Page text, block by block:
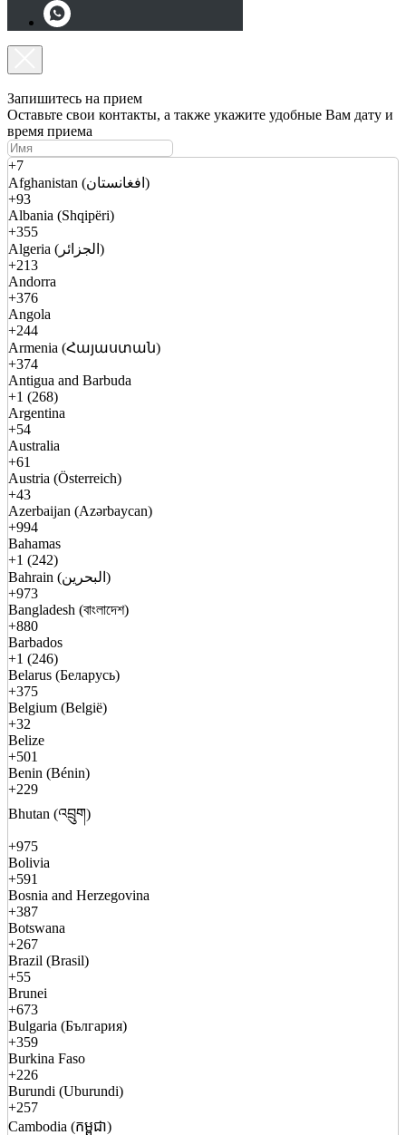
Запишитесь на прием
Оставьте свои контакты, а также укажите удобные Вам дату и
время приема
+7
Afghanistan (افغانستان)
+93
Albania (Shqipëri)
+355
Algeria (الجزائر)
+213
Andorra
+376
Angola
+244
Armenia (Հայաստան)
+374
Antigua and Barbuda
+1 (268)
Argentina
+54
Australia
+61
Austria (Österreich)
+43
Azerbaijan (Azərbaycan)
+994
Bahamas
+1 (242)
Bahrain (البحرين)
+973
Bangladesh (বাংলাদেশ)
+880
Barbados
+1 (246)
Belarus (Беларусь)
+375
Belgium (België)
+32
Belize
+501
Benin (Bénin)
+229
Bhutan (འབྲུག)
+975
Bolivia
+591
Bosnia and Herzegovina
+387
Botswana
+267
Brazil (Brasil)
+55
Brunei
+673
Bulgaria (България)
+359
Burkina Faso
+226
Burundi (Uburundi)
+257
Cambodia (កម្ពុជា)